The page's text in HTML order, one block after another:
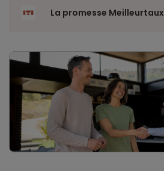
La promesse Meilleurtaux